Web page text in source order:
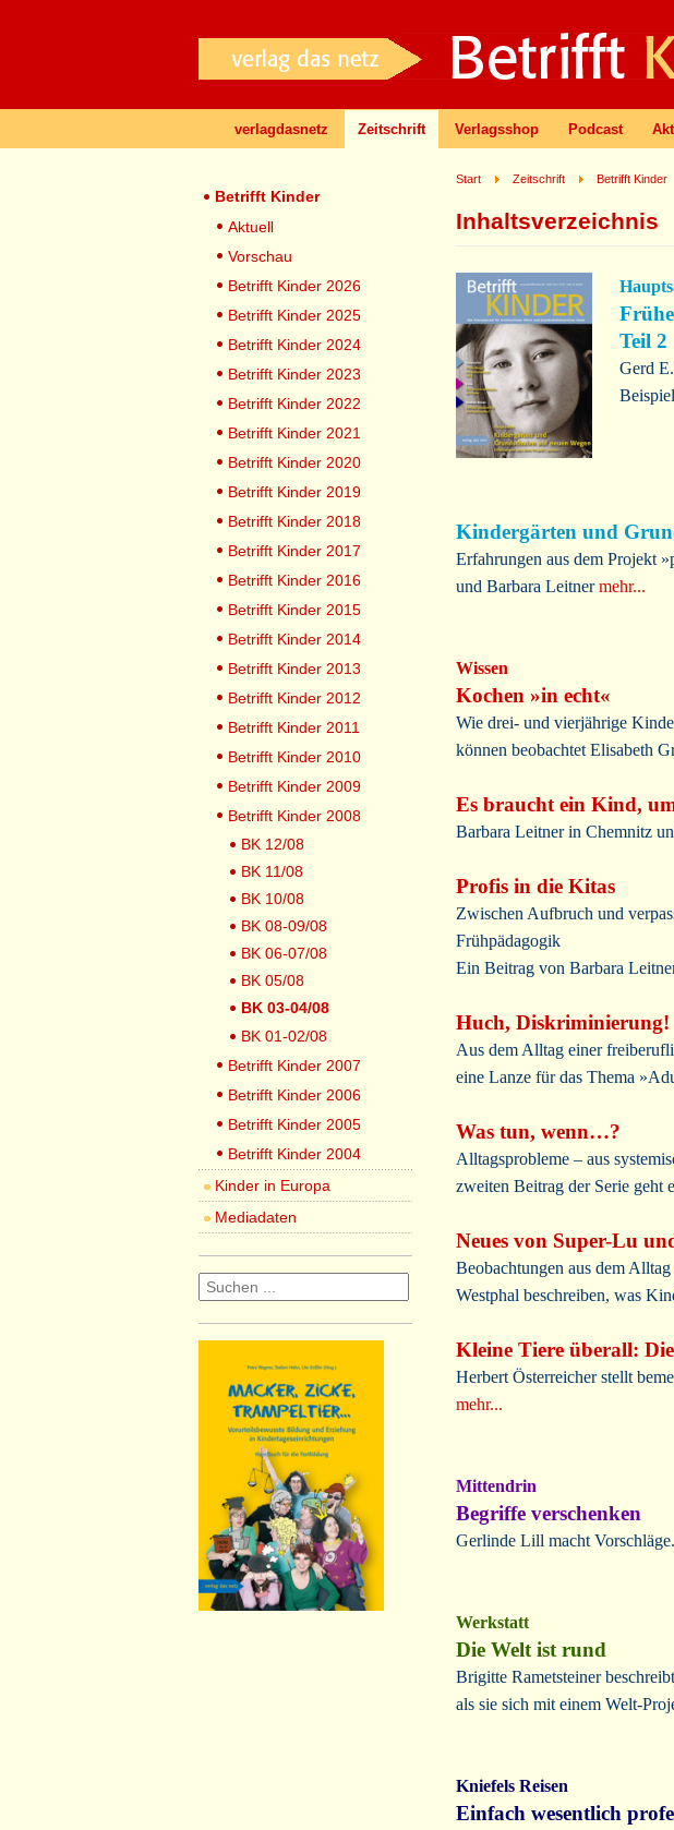
verlagdasnetz Zeitschrift Verlagsshop Podcast
Start Zeitschrift Betrifft Kinder
Inhaltsverzeichnis
Ha
Teil 2
Gerd
Kindergärten und
Erfahrungen aus dem Projekt
und Barbara Leitnermehr...
Wissen
Kochen »in echt«
Wie drei- und vierjährige
können beobachtet Elisabeth
Es braucht ein Kind,
Barbara Leitner in Chemnitz
Profis in die Kitas
Zwischen Aufbruch und
Frühpädagogik
Ein Beitrag von Barbara
Huch, Diskriminierung!
Aus dem Alltag einer
eine Lanze für das Thema
Was tun, wenn…?
Alltagsprobleme – aus
zweiten Beitrag der Serie geht
Neues von Super-Lu
Beobachtungen aus dem
Westphal beschreiben, was
Kleine Tiere überall:
Herbert Österreicher stellt
mehr...
Mittendrin
Begriffe verschenken
Gerlinde Lill macht
Werkstatt
Die Welt ist rund
Brigitte Rametsteiner
als sie sich mit einem Welt-
Kniefels Reisen
Einfach wesentlich
Betrifft Kinder
Aktuell
Vorschau
Betrifft Kinder 2026
Betrifft Kinder 2025
Betrifft Kinder 2024
Betrifft Kinder 2023
Betrifft Kinder 2022
Betrifft Kinder 2021
Betrifft Kinder 2020
Betrifft Kinder 2019
Betrifft Kinder 2018
Betrifft Kinder 2017
Betrifft Kinder 2016
Betrifft Kinder 2015
Betrifft Kinder 2014
Betrifft Kinder 2013
Betrifft Kinder 2012
Betrifft Kinder 2011
Betrifft Kinder 2010
Betrifft Kinder 2009
Betrifft Kinder 2008
BK 12/08
BK 11/08
BK 10/08
BK 08-09/08
BK 06-07/08
BK 05/08
BK 03-04/08
BK 01-02/08
Betrifft Kinder 2007
Betrifft Kinder 2006
Betrifft Kinder 2005
Betrifft Kinder 2004
Kinder in Europa
Mediadaten